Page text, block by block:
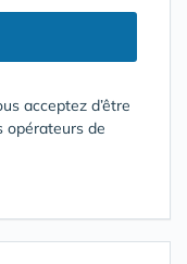
acceptez d’être
opérateurs de